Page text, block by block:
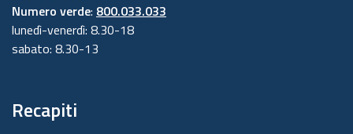
Numero verde: 800.033.033
lunedì-venerdì: 8.30-18
sabato: 8.30-13
Recapiti